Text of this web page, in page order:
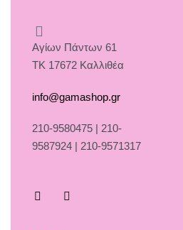
Αγίων Πάντων 61
ΤΚ 17672 Καλλιθέα
info@gamashop.gr
210-9580475 | 210-
9587924 | 210-9571317